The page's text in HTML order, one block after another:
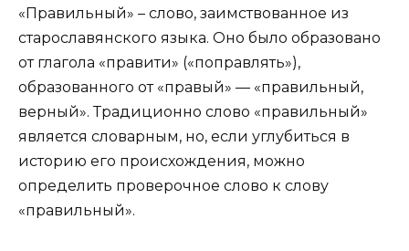
«Правильный» – слово, заимствованное из
старославянского языка. Оно было образовано
от глагола «правити» («поправлять»),
образованного от «правый» — «правильный,
верный». Традиционно слово «правильный»
является словарным, но, если углубиться в
историю его происхождения, можно
определить проверочное слово к слову
«правильный».